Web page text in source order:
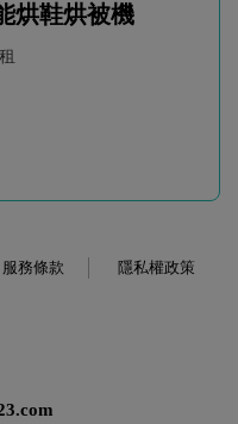
烘鞋烘被機
服務條款 隱私權政策